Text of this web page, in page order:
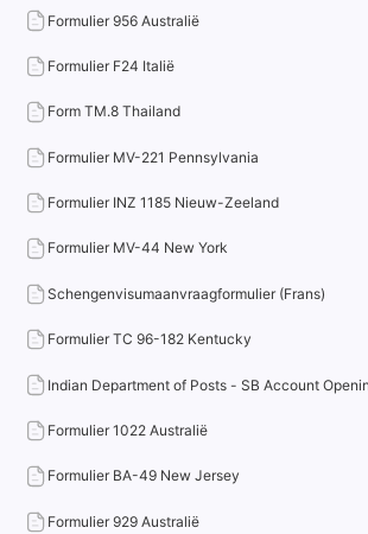
Formulier 956 Australië
Formulier F24 Italië
Form TM.8 Thailand
Formulier MV-221 Pennsylvania
Formulier INZ 1185 Nieuw-Zeeland
Formulier MV-44 New York
Schengenvisumaanvraagformulier (Frans)
Formulier TC 96-182 Kentucky
Indian Department of Posts - SB Account
Formulier 1022 Australië
Formulier BA-49 New Jersey
Formulier 929 Australië